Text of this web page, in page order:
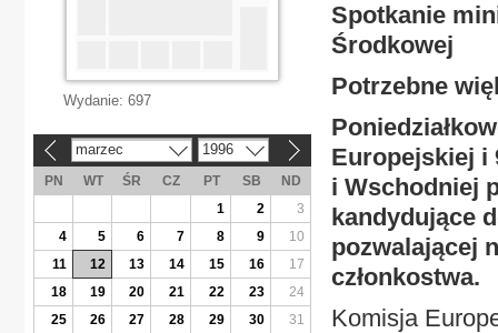
Spotkanie
Środkowej
Potrzebne
Europejskiej i
i Wschodniej
kandydujące
pozwalającej
członkostwa.
Komisja
Wydanie: 697
marzec 1996
PN WT ŚR CZ PT SB
ND
1
2
3
4
5 6 7 8 9
10
11
12 13 14 15 16
17
18
19 20 21 22 23
24
25
26 27 28 29 30 31